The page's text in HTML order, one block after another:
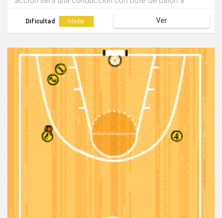
elevado para finalizar con un sprint hasta el final.
Dificultad Media Ver